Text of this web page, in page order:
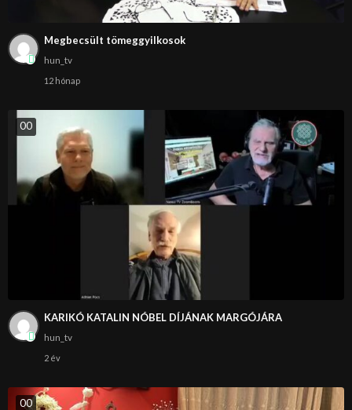
Megbecsült tömeggyilkosok
hun_tv
12 hónap
00
KARIKÓ KATALIN NÓBEL DÍJÁNAK MARGÓJÁRA
hun_tv
2 év
00